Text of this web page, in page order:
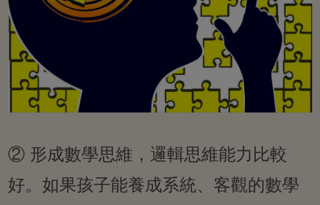
② 形成數學思維，邏輯思維能力比較
好。如果孩子能養成系統、客觀的數學